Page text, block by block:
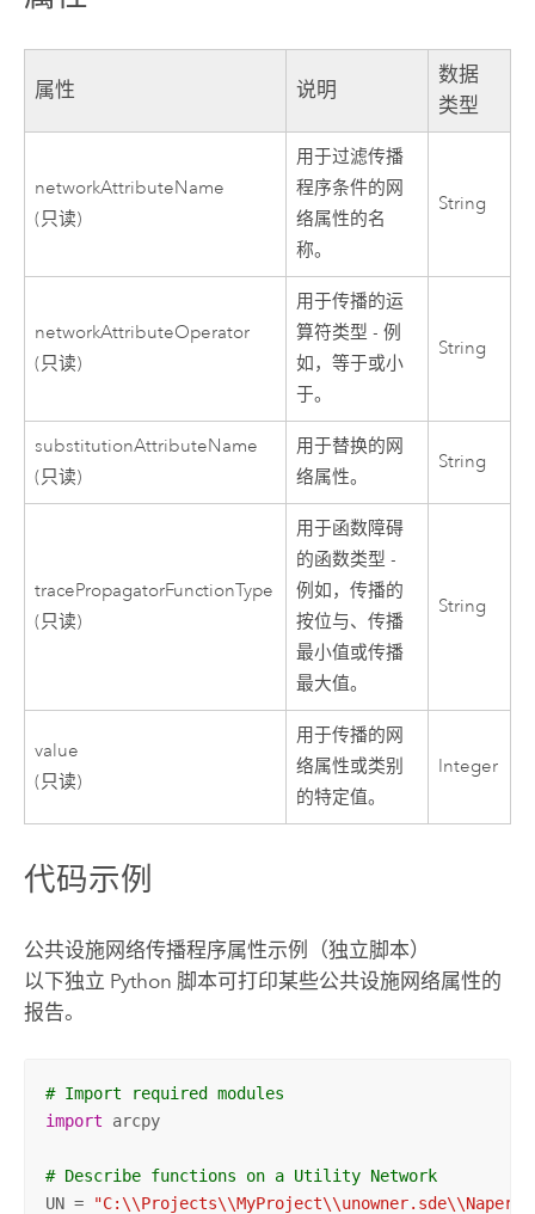
属性 说明
数据
类型
networkAttributeName
(只读)
用于过滤传播
程序条件的网
络属性的名
称。
String
networkAttributeOperator
(只读)
用于传播的运
算符类型 - 例
如，等于或小
于。
String
substitutionAttributeName
(只读)
用于替换的网
络属性。
String
tracePropagatorFunctionType
(只读)
用于函数障碍
的函数类型 -
例如，传播的
按位与、传播
最小值或传播
最大值。
String
value
(只读)
用于传播的网
络属性或类别
的特定值。
Integer
代码示例
公共设施网络传播程序属性示例（独立脚本）
以下独立 Python 脚本可打印某些公共设施网络属性的
报告。
# Import required modules
import arcpy
# Describe functions on a Utility Network
UN =